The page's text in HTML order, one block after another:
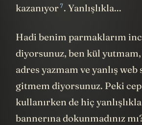
kazanıyor7. Yanlışlıkla...
Hadi benim parmaklarım
diyorsunuz, ben kül yutmam,
adres yazmam ve yanlış web
gitmem diyorsunuz. Peki
kullanırken de hiç
bannerına dokunmadınız